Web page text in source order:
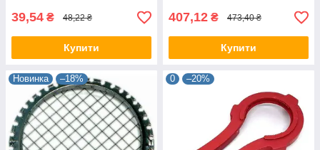
39,54 ₴ 48,22 ₴
Купити
407,12 ₴ 473,40 ₴
Купити
Новинка –18% 0 –20%